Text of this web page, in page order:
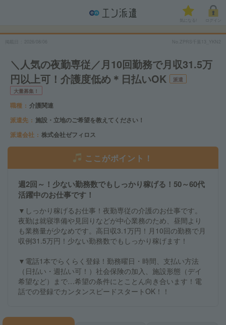
気になる!
No.ZPRS千葉13_YKN2
＼人気の夜勤専従／月10回勤務で月収31.5万
円以上可！介護度低め＊日払いOK
派遣
大量募集！
職種
介護関連
派遣先
施設・立地のご希望を教えてください！
派遣会社
株式会社ゼフィロス
ここがポイント！
週2回～！少ない勤務数でもしっかり稼げる！50～60代
活躍中のお仕事です！
▼しっかり稼げるお仕事！夜勤専従の介護のお仕事です。
夜勤は就寝準備や見回りなどが中心業務のため、昼間より
も業務量が少なめです。高日収3.1万円！月10回の勤務で月
収例31.5万円！少ない勤務数でもしっかり稼げます！
▼電話1本でらくらく登録！勤務曜日・時間、支払い方法
（日払い・週払い可！）社会保険の加入、施設形態（デイ
希望など）まで…希望の条件にとことん向き合います！電
話での登録でカンタンスピードスタートOK！！